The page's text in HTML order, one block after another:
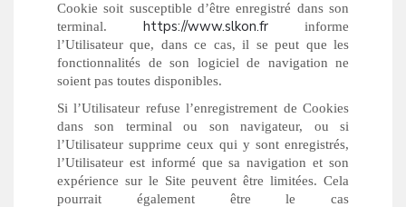
Cookie soit susceptible d’être enregistré dans son
terminal. https://www.slkon.fr informe
l’Utilisateur que, dans ce cas, il se peut que les
fonctionnalités de son logiciel de navigation ne
soient pas toutes disponibles.
Si l’Utilisateur refuse l’enregistrement de Cookies
dans son terminal ou son navigateur, ou si
l’Utilisateur supprime ceux qui y sont enregistrés,
l’Utilisateur est informé que sa navigation et son
expérience sur le Site peuvent être limitées. Cela
pourrait également être le cas